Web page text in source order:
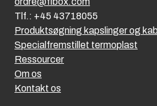
Produktsøgning kapslinger og
Specialfremstillet termoplast
Ressourcer
Om os
Kontakt os
Tlf.: +45 43718055